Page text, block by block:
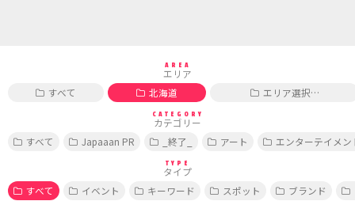
AREA
エリア
すべて
北海道 エリア選択…
CATEGORY
カテゴリー
すべて
Japaaan PR _終了_ アート エンターテイメン
TYPE
タイプ
すべて
イベント キーワード スポット ブランド